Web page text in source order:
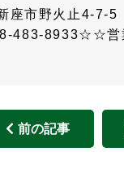
座市野火止
483-8933☆☆営
前の記事